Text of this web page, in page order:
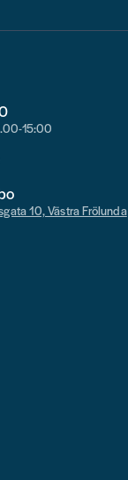
15:00
10, Västra Frölunda